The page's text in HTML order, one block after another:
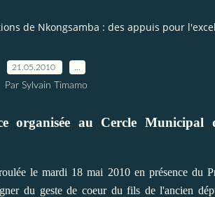
de Nkongsamba : des appuis pour
21.05.2010
Par Sylvain Timamo
organisée au Cercle Municipal
le mardi 18 mai 2010 en présence du
du geste de coeur du fils de l'ancien